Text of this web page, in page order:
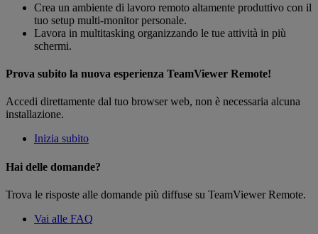
Crea un ambiente di lavoro remoto altamente produttivo con il
tuo setup multi-monitor personale.
Lavora in multitasking organizzando le tue attività in più
schermi.
Prova subito la nuova esperienza TeamViewer Remote!
Accedi direttamente dal tuo browser web, non è necessaria alcuna
installazione.
Inizia subito
Hai delle domande?
Trova le risposte alle domande più diffuse su TeamViewer Remote.
Vai alle FAQ